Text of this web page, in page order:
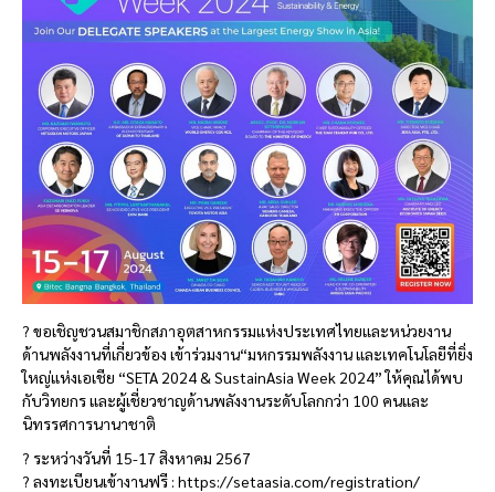
? ขอเชิญชวนสมาชิกสภาอุตสาหกรรมแห่งประเทศไทยและหน่วยงาน
ด้านพลังงานที่เกี่ยวข้อง เข้าร่วมงาน“มหกรรมพลังงาน และเทคโนโลยีที่ยิ่ง
ใหญ่แห่งเอเชีย “SETA 2024 & SustainAsia Week 2024” ให้คุณได้พบ
กับวิทยกร และผู้เชี่ยวชาญด้านพลังงานระดับโลกกว่า 100 คนและ
นิทรรศการนานาชาติ
? ระหว่างวันที่ 15-17 สิงหาคม 2567
?️ ลงทะเบียนเข้างานฟรี : https://setaasia.com/registration/